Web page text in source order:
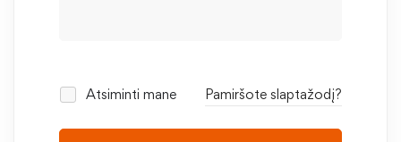
Atsiminti mane Pamiršote slaptažodį?